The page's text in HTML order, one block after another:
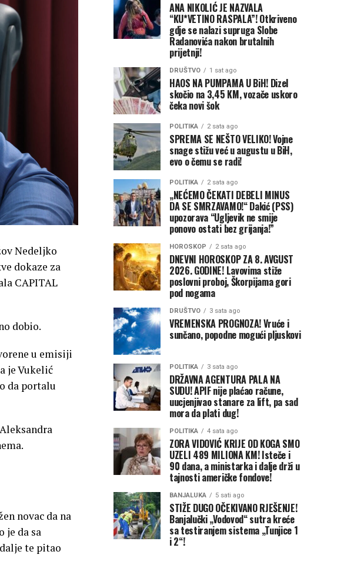
Nedeljko
dokaze za
CAPITAL
dobio.
u emisiji
je Vukelić
da portalu
novac da na
je da sa
te pitao
ANA NIKOLIĆ JE NAZVALA
“KU*VETINO RASPALA”! Otkriveno
gdje se nalazi supruga Slobe
Radanovića nakon brutalnih
prijetnji!
DRUŠTVO 1 sat ago
HAOS NA PUMPAMA U BiH! Dizel
skočio na 3,45 KM, vozače uskoro
čeka novi šok
POLITIKA 2 sata ago
SPREMA SE NEŠTO VELIKO! Vojne
snage stižu već u augustu u BiH,
evo o čemu se radi!
POLITIKA 2 sata ago
„NEĆEMO ČEKATI DEBELI MINUS
DA SE SMRZAVAMO!“ Dakić (PSS)
upozorava “Ugljevik ne smije
ponovo ostati bez grijanja!”
HOROSKOP 2 sata ago
DNEVNI HOROSKOP ZA 8. AVGUST
2026. GODINE! Lavovima stiže
poslovni proboj, Škorpijama gori
pod nogama
DRUŠTVO 3 sata ago
VREMENSKA PROGNOZA! Vruće i
sunčano, popodne mogući pljuskovi
POLITIKA 3 sata ago
DRŽAVNA AGENTURA PALA NA
SUDU! APIF nije plaćao račune,
uucjenjivao stanare za lift, pa sad
mora da plati dug!
POLITIKA 4 sata ago
ZORA VIDOVIĆ KRIJE OD KOGA SMO
UZELI 489 MILIONA KM! Isteče i
90 dana, a ministarka i dalje drži u
tajnosti američke fondove!
BANJALUKA 5 sati ago
STIŽE DUGO OČEKIVANO RJEŠENJE!
Banjalučki „Vodovod“ sutra kreće
sa testiranjem sistema „Tunjice 1
i 2“!